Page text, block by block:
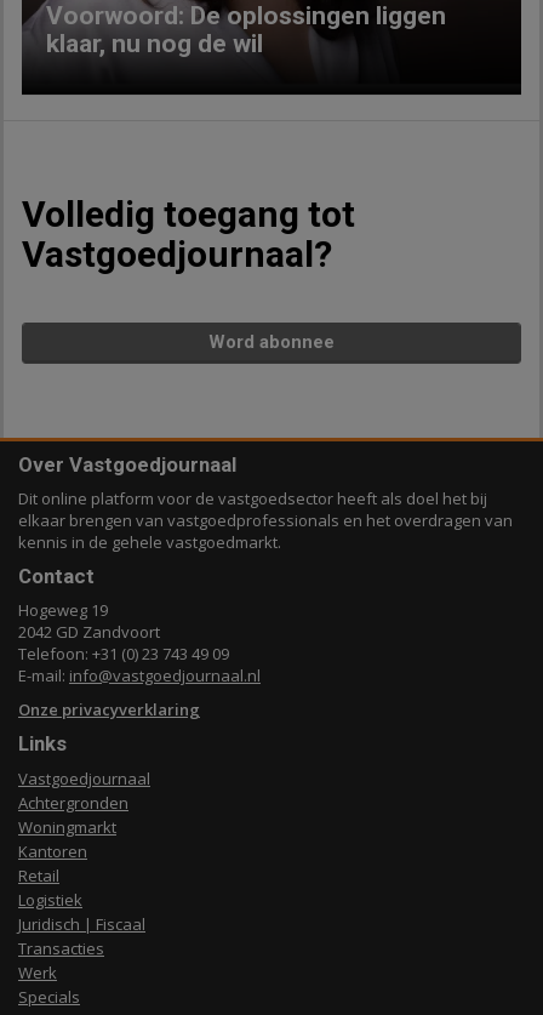
Voorwoord: De oplossingen liggen
klaar, nu nog de wil
Volledig toegang tot
Vastgoedjournaal?
Word abonnee
Over Vastgoedjournaal
Dit online platform voor de vastgoedsector heeft als doel het bij
elkaar brengen van vastgoedprofessionals en het overdragen van
kennis in de gehele vastgoedmarkt.
Contact
Hogeweg 19
2042 GD Zandvoort
Telefoon: +31 (0) 23 743 49 09
E-mail: info@vastgoedjournaal.nl
Onze privacyverklaring
Links
Vastgoedjournaal
Achtergronden
Woningmarkt
Kantoren
Retail
Logistiek
Juridisch | Fiscaal
Transacties
Werk
Specials